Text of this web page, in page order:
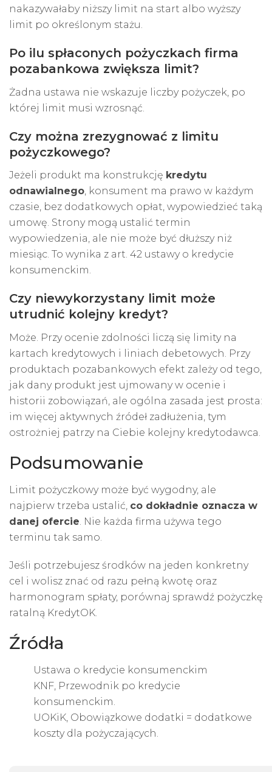
nakazywałaby niższy limit na start albo wyższy
limit po określonym stażu.
Po ilu spłaconych pożyczkach firma
pozabankowa zwiększa limit?
Żadna ustawa nie wskazuje liczby pożyczek, po
której limit musi wzrosnąć.
Czy można zrezygnować z limitu
pożyczkowego?
Jeżeli produkt ma konstrukcję kredytu
odnawialnego, konsument ma prawo w każdym
czasie, bez dodatkowych opłat, wypowiedzieć taką
umowę. Strony mogą ustalić termin
wypowiedzenia, ale nie może być dłuższy niż
miesiąc. To wynika z art. 42 ustawy o kredycie
konsumenckim.
Czy niewykorzystany limit może
utrudnić kolejny kredyt?
Może. Przy ocenie zdolności liczą się limity na
kartach kredytowych i liniach debetowych. Przy
produktach pozabankowych efekt zależy od tego,
jak dany produkt jest ujmowany w ocenie i
historii zobowiązań, ale ogólna zasada jest prosta:
im więcej aktywnych źródeł zadłużenia, tym
ostrożniej patrzy na Ciebie kolejny kredytodawca.
Podsumowanie
Limit pożyczkowy może być wygodny, ale
najpierw trzeba ustalić, co dokładnie oznacza w
danej ofercie . Nie każda firma używa tego
terminu tak samo.
Jeśli potrzebujesz środków na jeden konkretny
cel i wolisz znać od razu pełną kwotę oraz
harmonogram spłaty, porównaj sprawdź pożyczkę
ratalną KredytOK.
Źródła
Ustawa o kredycie konsumenckim
KNF, Przewodnik po kredycie
konsumenckim.
UOKiK, Obowiązkowe dodatki = dodatkowe
koszty dla pożyczających.